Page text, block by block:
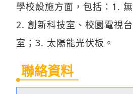
學校設施方面，包括：1.
2. 創新科技室、校園電視
室；3. 太陽能光伏板。
聯絡資料